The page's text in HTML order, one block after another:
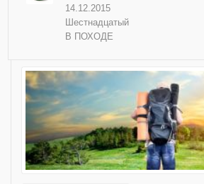
14.12.2015
Шестнадцатый
В ПОХОДЕ